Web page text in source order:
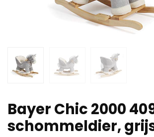
Bayer Chic 2000
schommeldier,